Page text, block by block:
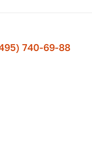
740-69-88